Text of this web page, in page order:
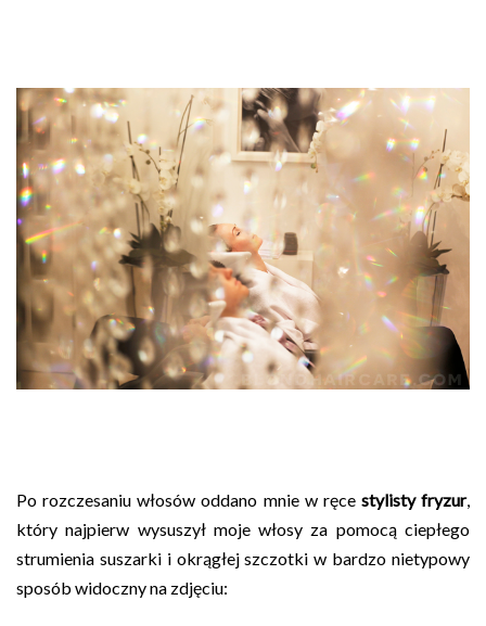
Po rozczesaniu włosów oddano mnie w ręce stylisty fryzur,
który najpierw wysuszył moje włosy za pomocą ciepłego
strumienia suszarki i okrągłej szczotki w bardzo nietypowy
sposób widoczny na zdjęciu: